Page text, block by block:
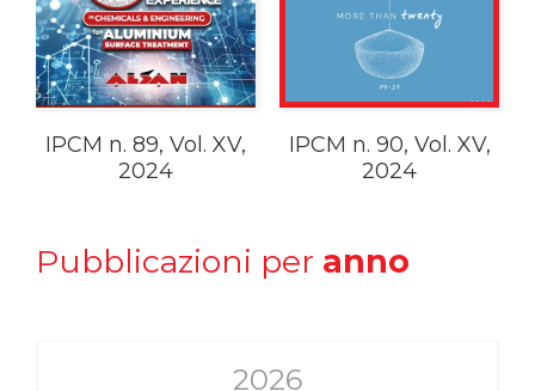
IPCM n. 89, Vol. XV,
2024
IPCM n. 90, Vol. XV,
2024
Pubblicazioni per anno
2026